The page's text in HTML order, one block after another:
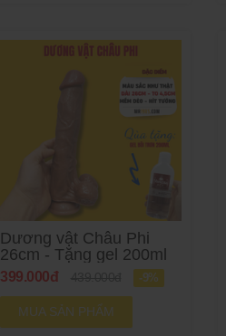
Dương vật Châu Phi
26cm - Tặng gel 200ml
399.000đ -9%
MUA SẢN PHẨM